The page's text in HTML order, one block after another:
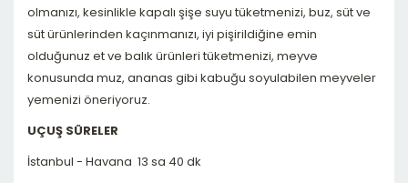
olmanızı, kesinlikle kapalı şişe suyu tüketmenizi, buz, süt ve
süt ürünlerinden kaçınmanızı, iyi pişirildiğine emin
olduğunuz et ve balık ürünleri tüketmenizi, meyve
konusunda muz, ananas gibi kabuğu soyulabilen meyveler
yemenizi öneriyoruz.
UÇUŞ SÜRELER
İstanbul - Havana 13 sa 40 dk